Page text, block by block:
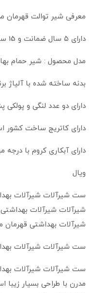
معرفی شیر توالت قهرمان
دارای ۵ سال ضمانت و 15 سال خدمات پس از فروش
مدل محصول : شیر حمام
بدنه ساخته شده با آلیاژ
دارای دو عدد لنگی و
دارای کاتریج ساخت کشور
دارای آبکاری کروم با درجه
ویال
ست شیرآلات شیرآلات
شیرآلات شیرآلات
شیرآلات بهداشتی قهرمان
ست شیرآلات شیرآلات
ست شیرآلات شیرآلات
مدرن با طراحی بسیار